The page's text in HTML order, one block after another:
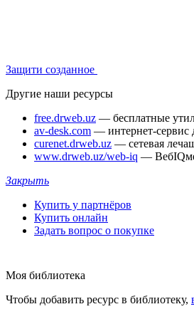
Защити созданное
Другие наши ресурсы
free.drweb.uz — бесплатные
av-desk.com — интернет-сервис
curenet.drweb.uz — сетевая
www.drweb.uz/web-iq —
Закрыть
Купить у партнёров
Купить онлайн
Задать вопрос о покупке
Моя библиотека
Чтобы добавить ресурс в библиотеку,